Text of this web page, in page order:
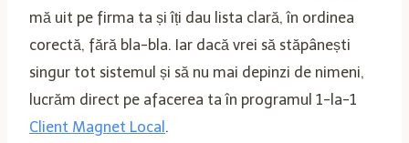
mă uit pe firma ta și îți dau lista clară, în ordinea
corectă, fără bla-bla. Iar dacă vrei să stăpânești
singur tot sistemul și să nu mai depinzi de nimeni,
lucrăm direct pe afacerea ta în programul 1-la-1
Client Magnet Local .